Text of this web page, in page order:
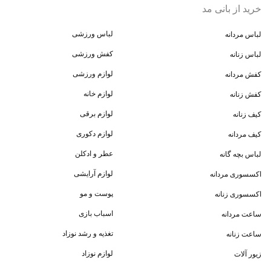
خرید از بانی مد
لباس مردانه
لباس زنانه
کفش مردانه
کفش زنانه
کیف زنانه
کیف مردانه
لباس بچه گانه
اکسسوری مردانه
اکسسوری زنانه
ساعت مردانه
ساعت زنانه
زیور آلات
لباس ورزشی
کفش ورزشی
لوازم ورزشی
لوازم خانه
لوازم برقی
لوازم دکوری
عطر و ادکلن
لوازم آرایشی
پوست و مو
اسباب بازی
تغذیه و رشد نوزاد
لوازم نوزاد